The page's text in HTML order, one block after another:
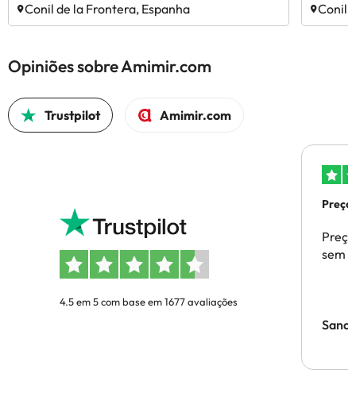
Conil de la Frontera, Espanha Conil
Opiniões sobre Amimir.com
Trustpilot Amimir.com
4.5 em 5 com base em 1677 avaliações
sem